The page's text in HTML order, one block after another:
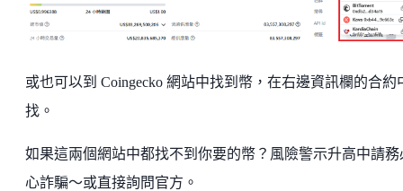
或也可以到 Coingecko 網站中找到幣，在右邊資訊欄的合約
找。
如果這兩個網站中都找不到你要的幣？風險警示升高中請務
心詐騙～或直接詢問官方。